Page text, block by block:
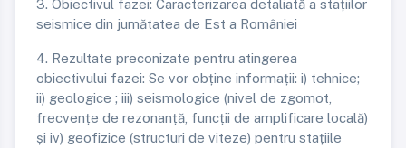
3. Obiectivul fazei: Caracterizarea detaliată a stațiilor
seismice din jumătatea de Est a României
4. Rezultate preconizate pentru atingerea
obiectivului fazei: Se vor obține informații: i) tehnice;
ii) geologice ; iii) seismologice (nivel de zgomot,
frecvențe de rezonanță, funcții de amplificare locală)
și iv) geofizice (structuri de viteze) pentru stațiile